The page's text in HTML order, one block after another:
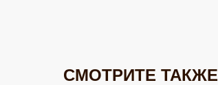
СМОТРИТЕ ТАКЖЕ